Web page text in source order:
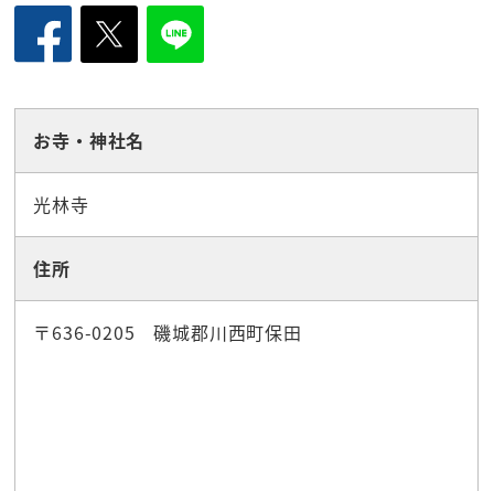
お寺・神社名
光林寺
住所
〒636-0205 磯城郡川西町保田